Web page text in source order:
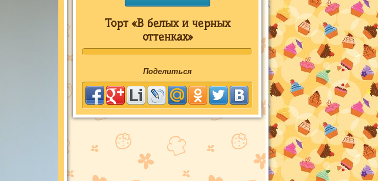
Торт «В белых и черных
оттенках»
Поделиться